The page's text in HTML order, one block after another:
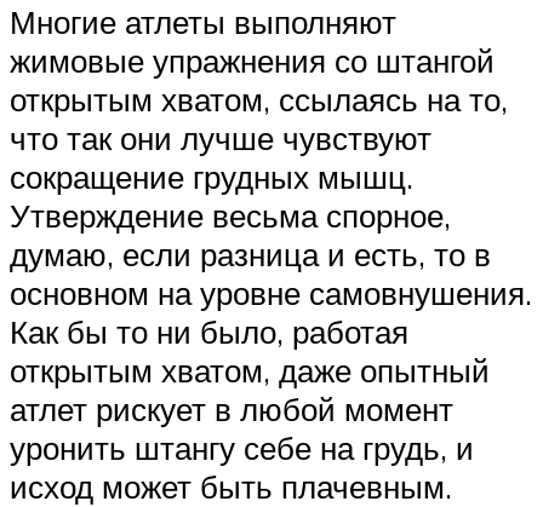
Многие атлеты выполняют
жимовые упражнения со штангой
открытым хватом, ссылаясь на то,
что так они лучше чувствуют
сокращение грудных мышц.
Утверждение весьма спорное,
думаю, если разница и есть, то в
основном на уровне самовнушения.
Как бы то ни было, работая
открытым хватом, даже опытный
атлет рискует в любой момент
уронить штангу себе на грудь, и
исход может быть плачевным.